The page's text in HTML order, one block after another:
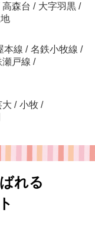
高森台 / 大字羽黒 /
地
本線 / 名鉄小牧線 /
瀬戸線 /
大 / 小牧 /
れる